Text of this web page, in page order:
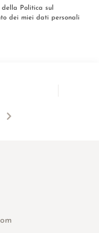
della Politica sul
dei miei dati personali